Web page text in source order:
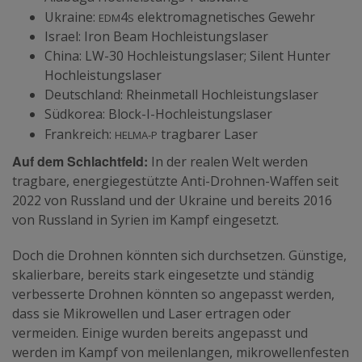
Ukraine: edm4s elektromagnetisches Gewehr
Israel: Iron Beam Hochleistungslaser
China: LW-30 Hochleistungslaser; Silent Hunter
Hochleistungslaser
Deutschland: Rheinmetall Hochleistungslaser
Südkorea: Block-I-Hochleistungslaser
Frankreich: helma-p tragbarer Laser
Auf dem Schlachtfeld: In der realen Welt werden
tragbare, energiegestützte Anti-Drohnen-Waffen seit
2022 von Russland und der Ukraine und bereits 2016
von Russland in Syrien im Kampf eingesetzt.
Doch die Drohnen könnten sich durchsetzen. Günstige,
skalierbare, bereits stark eingesetzte und ständig
verbesserte Drohnen könnten so angepasst werden,
dass sie Mikrowellen und Laser ertragen oder
vermeiden. Einige wurden bereits angepasst und
werden im Kampf von meilenlangen, mikrowellenfesten